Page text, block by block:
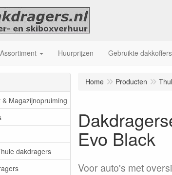
Assortiment Huurprijzen Gebruikte
Magazijnopruiming
dakdragers
Home Producten
Evo Black
Voor auto's met